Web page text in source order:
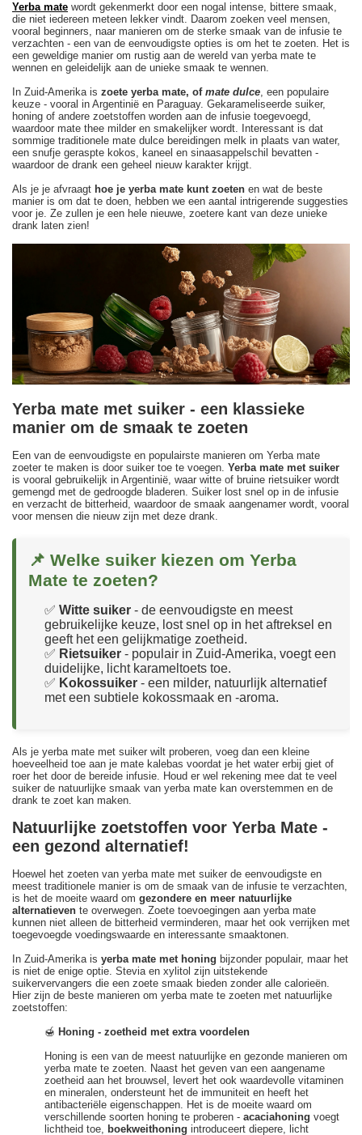
Yerba mate wordt gekenmerkt door een nogal intense, bittere smaak,
die niet iedereen meteen lekker vindt. Daarom zoeken veel mensen,
vooral beginners, naar manieren om de sterke smaak van de infusie te
verzachten - een van de eenvoudigste opties is om het te zoeten. Het is
een geweldige manier om rustig aan de wereld van yerba mate te
wennen en geleidelijk aan de unieke smaak te wennen.
In Zuid-Amerika is zoete yerba mate, of mate dulce, een populaire
keuze - vooral in Argentinië en Paraguay. Gekarameliseerde suiker,
honing of andere zoetstoffen worden aan de infusie toegevoegd,
waardoor mate thee milder en smakelijker wordt. Interessant is dat
sommige traditionele mate dulce bereidingen melk in plaats van water,
een snufje geraspte kokos, kaneel en sinaasappelschil bevatten -
waardoor de drank een geheel nieuw karakter krijgt.
Als je je afvraagt hoe je yerba mate kunt zoeten en wat de beste
manier is om dat te doen, hebben we een aantal intrigerende suggesties
voor je. Ze zullen je een hele nieuwe, zoetere kant van deze unieke
drank laten zien!
Yerba mate met suiker - een klassieke
manier om de smaak te zoeten
Een van de eenvoudigste en populairste manieren om Yerba mate
zoeter te maken is door suiker toe te voegen. Yerba mate met suiker
is vooral gebruikelijk in Argentinië, waar witte of bruine rietsuiker wordt
gemengd met de gedroogde bladeren. Suiker lost snel op in de infusie
en verzacht de bitterheid, waardoor de smaak aangenamer wordt, vooral
voor mensen die nieuw zijn met deze drank.
📌 Welke suiker kiezen om Yerba
Mate te zoeten?
✅ Witte suiker - de eenvoudigste en meest
gebruikelijke keuze, lost snel op in het aftreksel en
geeft het een gelijkmatige zoetheid.
✅ Rietsuiker - populair in Zuid-Amerika, voegt een
duidelijke, licht karameltoets toe.
✅ Kokossuiker - een milder, natuurlijk alternatief
met een subtiele kokossmaak en -aroma.
Als je yerba mate met suiker wilt proberen, voeg dan een kleine
hoeveelheid toe aan je mate kalebas voordat je het water erbij giet of
roer het door de bereide infusie. Houd er wel rekening mee dat te veel
suiker de natuurlijke smaak van yerba mate kan overstemmen en de
drank te zoet kan maken.
Natuurlijke zoetstoffen voor Yerba Mate -
een gezond alternatief!
Hoewel het zoeten van yerba mate met suiker de eenvoudigste en
meest traditionele manier is om de smaak van de infusie te verzachten,
is het de moeite waard om gezondere en meer natuurlijke
alternatieven te overwegen. Zoete toevoegingen aan yerba mate
kunnen niet alleen de bitterheid verminderen, maar het ook verrijken met
toegevoegde voedingswaarde en interessante smaaktonen.
In Zuid-Amerika is yerba mate met honing bijzonder populair, maar het
is niet de enige optie. Stevia en xylitol zijn uitstekende
suikervervangers die een zoete smaak bieden zonder alle calorieën.
Hier zijn de beste manieren om yerba mate te zoeten met natuurlijke
zoetstoffen:
🍯 Honing - zoetheid met extra voordelen
Honing is een van de meest natuurlijke en gezonde manieren om
yerba mate te zoeten. Naast het geven van een aangename
zoetheid aan het brouwsel, levert het ook waardevolle vitaminen
en mineralen, ondersteunt het de immuniteit en heeft het
antibacteriële eigenschappen. Het is de moeite waard om
verschillende soorten honing te proberen - acaciahoning voegt
lichtheid toe, boekweithoning introduceert diepere, licht